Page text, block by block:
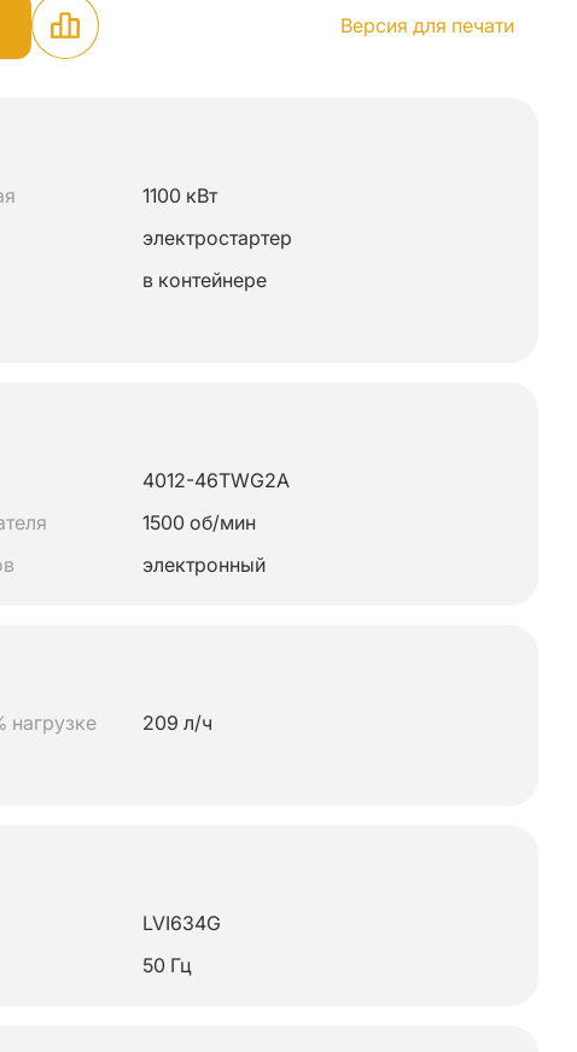
Версия для печати
1100 кВт
электростартер
в контейнере
4012-46TWG2A
1500 об/мин
электронный
нагрузке
209 л/ч
LVI634G
50 Гц